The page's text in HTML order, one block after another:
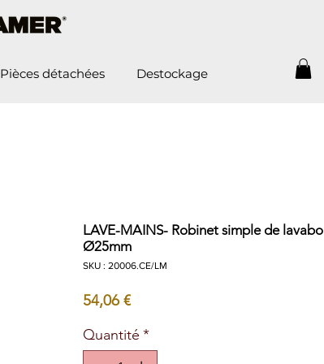
Pièces détachées Destockage
LAVE-MAINS- Robinet simple de lavabo
Ø25mm
SKU : 20006.CE/LM
54,06 €Prix
Quantité *